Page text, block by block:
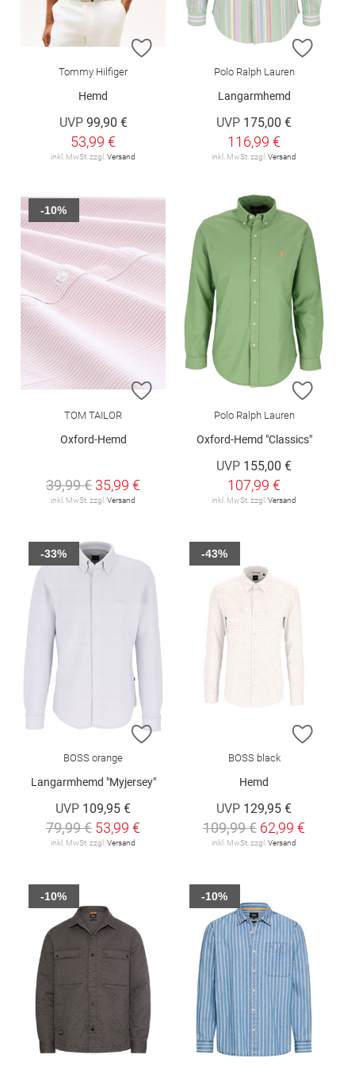
ZUR WUNSCHLISTE HINZUFÜGEN
Tommy Hilfiger
Hemd
UVP 99,90 €
53,99 €
inkl. MwSt. zzgl. Versand
ZUR
Polo Ralph Lauren
Langarmhemd
UVP 175,00 €
116,99 €
inkl. MwSt. zzgl. Versand
ZUR WUNSCHLISTE HINZUFÜGEN
TOM TAILOR
Oxford-Hemd
39,99 € 35,99 €
inkl. MwSt. zzgl. Versand
-10%
ZUR
Polo Ralph Lauren
Oxford-Hemd "Classics"
UVP 155,00 €
107,99 €
inkl. MwSt. zzgl. Versand
ZUR WUNSCHLISTE HINZUFÜGEN
BOSS orange
Langarmhemd "Myjersey"
UVP 109,95 €
79,99 € 53,99 €
inkl. MwSt. zzgl.Versand
-33%
ZUR
BOSS black
Hemd
UVP 129,95 €
109,99 € 62,99 €
inkl. MwSt. zzgl.Versand
-43%
-10% -10%